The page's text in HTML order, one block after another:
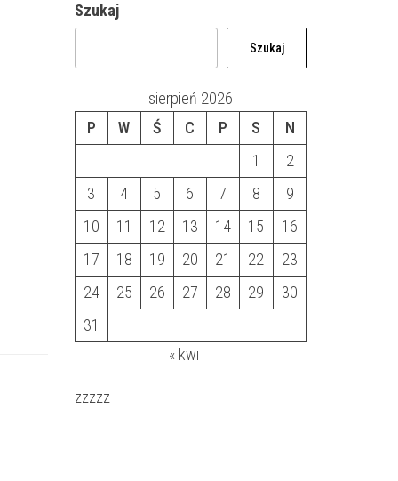
Szukaj
Szukaj
sierpień 2026
P
W Ś C P S
N
1
2
3
4 5 6 7 8
9
10
11 12 13 14 15
16
17
18 19 20 21 22
23
24
25 26 27 28 29
30
31
« kwi
zzzzz